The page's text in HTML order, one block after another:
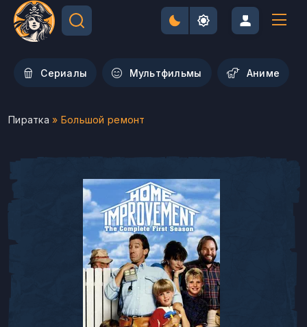
Сериалы Мультфильмы Aниме
Пиратка » Большой ремонт